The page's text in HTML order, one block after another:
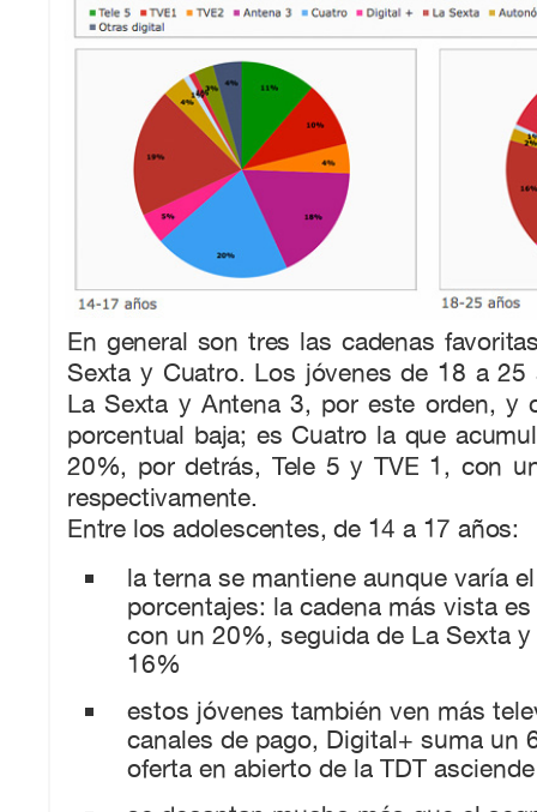
En general son tres las cadenas
Sexta y Cuatro. Los jóvenes de 18 a 25
La Sexta y Antena 3, por este orden, y
porcentual baja; es Cuatro la que
20%, por detrás, Tele 5 y TVE 1, con
respectivamente.
Entre los adolescentes, de 14 a 17 años:
la terna se mantiene aunque varía
porcentajes: la cadena más vista
con un 20%, seguida de La Sexta
16%
estos jóvenes también ven más
canales de pago, Digital+ suma un
oferta en abierto de la TDT